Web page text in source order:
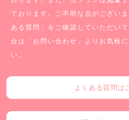
ております。
ご不明な点がござい
ある質問」をご確認していただいて
合は「お問い合わせ」よりお気軽
い。
よくある質問は